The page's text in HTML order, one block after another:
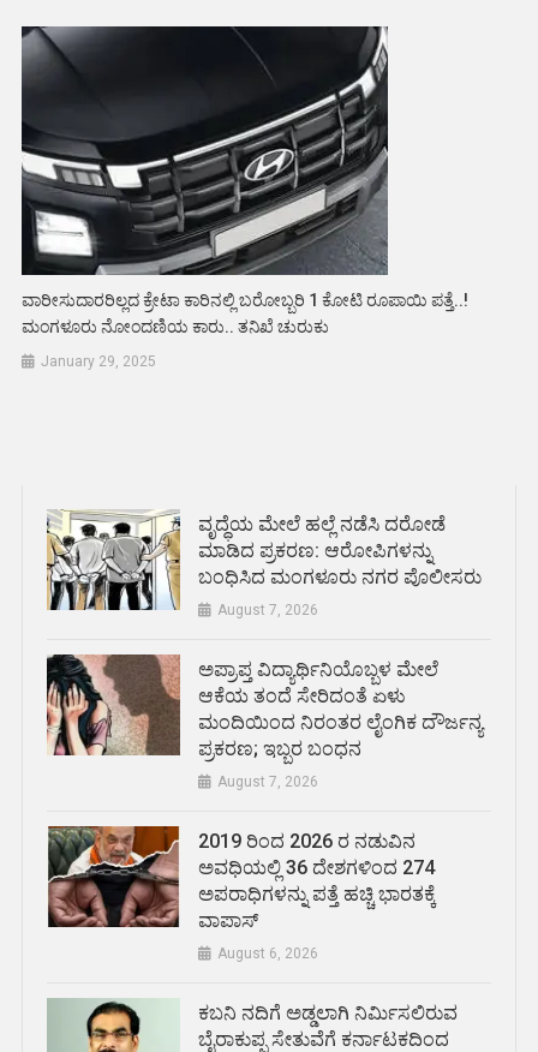
ವಾರೀಸುದಾರರಿಲ್ಲದ ಕ್ರೇಟಾ ಕಾರಿನಲ್ಲಿ ಬರೋಬ್ಬರಿ 1 ಕೋಟಿ ರೂಪಾಯಿ ಪತ್ತೆ..!
ಮಂಗಳೂರು ನೋಂದಣಿಯ ಕಾರು.. ತನಿಖೆ ಚುರುಕು
January 29, 2025
ವೃದ್ಧೆಯ ಮೇಲೆ ಹಲ್ಲೆ ನಡೆಸಿ ದರೋಡೆ
ಮಾಡಿದ ಪ್ರಕರಣ: ಆರೋಪಿಗಳನ್ನು
ಬಂಧಿಸಿದ ಮಂಗಳೂರು ನಗರ ಪೊಲೀಸರು
August 7, 2026
ಅಪ್ರಾಪ್ತ ವಿದ್ಯಾರ್ಥಿನಿಯೊಬ್ಬಳ ಮೇಲೆ
ಆಕೆಯ ತಂದೆ ಸೇರಿದಂತೆ ಏಳು
ಮಂದಿಯಿಂದ ನಿರಂತರ ಲೈಂಗಿಕ ದೌರ್ಜನ್ಯ
ಪ್ರಕರಣ; ಇಬ್ಬರ ಬಂಧನ
August 7, 2026
2019 ರಿಂದ 2026 ರ ನಡುವಿನ
ಅವಧಿಯಲ್ಲಿ 36 ದೇಶಗಳಿಂದ 274
ಅಪರಾಧಿಗಳನ್ನು ಪತ್ತೆ ಹಚ್ಚಿ ಭಾರತಕ್ಕೆ
ವಾಪಾಸ್
August 6, 2026
ಕಬನಿ ನದಿಗೆ ಅಡ್ಡಲಾಗಿ ನಿರ್ಮಿಸಲಿರುವ
ಬೈರಾಕುಪ್ಪ ಸೇತುವೆಗೆ ಕರ್ನಾಟಕದಿಂದ